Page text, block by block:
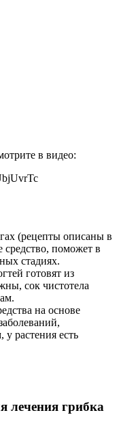
в видео:
(рецепты описаны в
поможет в
стадиях.
готовят из
сок чистотела
на основе
у растения есть
лечения грибка